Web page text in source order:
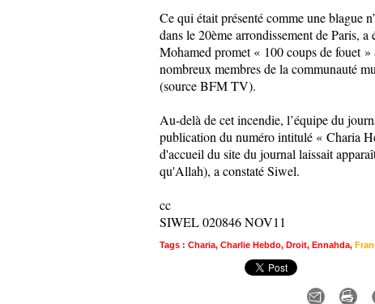
Ce qui était présenté comme une blague
dans le 20ème arrondissement de Paris,
Mohamed promet« 100 coups de fouet»
nombreux membres de la communauté
(source BFM TV).
Au-delà de cet incendie, l’équipe du
publication du numéro intitulé « Charia
d'accueil du site du journal laissait
qu'Allah), a constaté Siwel.
cc
SIWEL 020846 NOV11
Tags : Charia, Charlie Hebdo, Droit, Ennahda,